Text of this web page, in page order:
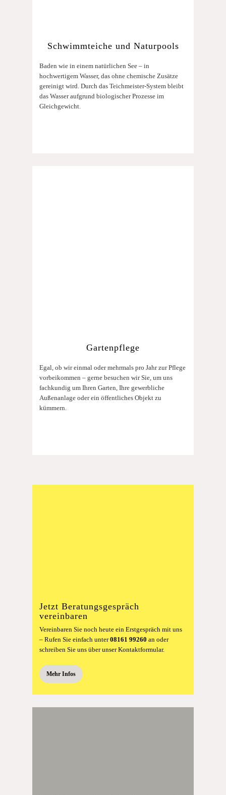
Schwimmteiche und Naturpools
Baden wie in einem natürlichen See – in
hochwertigem Wasser, das ohne chemische Zusätze
gereinigt wird. Durch das Teichmeister-System bleibt
das Wasser aufgrund biologischer Prozesse im
Gleichgewicht.
Gartenpflege
Egal, ob wir einmal oder mehrmals pro Jahr zur Pflege
vorbeikommen – gerne besuchen wir Sie, um uns
fachkundig um Ihren Garten, Ihre gewerbliche
Außenanlage oder ein öffentliches Objekt zu
kümmern.
Jetzt Beratungsgespräch
vereinbaren
Vereinbaren Sie noch heute ein Erstgespräch mit uns
– Rufen Sie einfach unter08161 99260 an oder
schreiben Sie uns über unser Kontaktformular.
Mehr Infos